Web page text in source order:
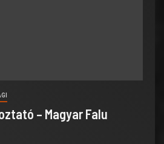
– Magyar Falu